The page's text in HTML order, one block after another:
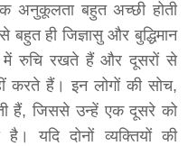
अनुकूलता बहुत अच्छी होती
बहुत ही जिज्ञासु और बुद्धिमान
रुचि रखते हैं और दूसरों से
करते हैं। इन लोगों की सोच,
हैं, जिससे उन्हें एक दूसरे को
यदि दोनों व्यक्तियों की